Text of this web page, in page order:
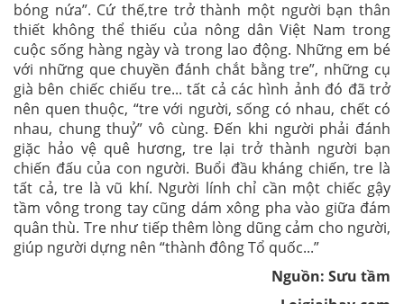
bóng nứa”. Cứ thế,tre trở thành một người bạn thân
thiết không thể thiếu của nông dân Việt Nam trong
cuộc sống hàng ngày và trong lao động. Những em bé
với những que chuyền đánh chắt bằng tre”, những cụ
già bên chiếc chiếu tre... tất cả các hình ảnh đó đã trở
nên quen thuộc, “tre với người, sống có nhau, chết có
nhau, chung thuỷ” vô cùng. Đến khi người phải đánh
giặc hảo vệ quê hương, tre lại trở thành người bạn
chiến đấu của con người. Buổi đầu kháng chiến, tre là
tất cả, tre là vũ khí. Người lính chỉ cần một chiếc gậy
tầm vông trong tay cũng dám xông pha vào giữa đám
quân thù. Tre như tiếp thêm lòng dũng cảm cho người,
giúp người dựng nên “thành đông Tổ quốc...”
Nguồn: Sưu tầm